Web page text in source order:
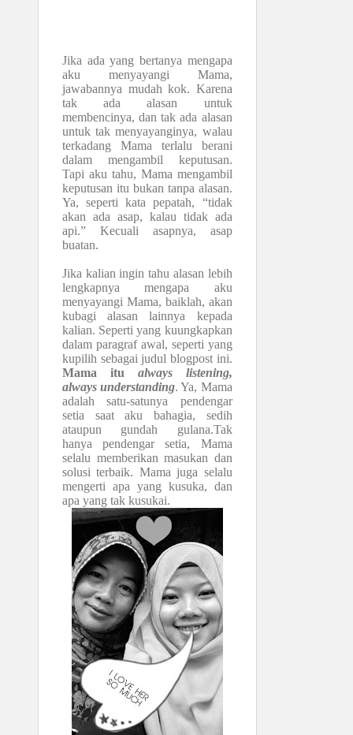
Jika ada yang bertanya mengapa
aku menyayangi Mama,
jawabannya mudah kok. Karena
tak ada alasan untuk
membencinya, dan tak ada alasan
untuk tak menyayanginya, walau
terkadang Mama terlalu berani
dalam mengambil keputusan.
Tapi aku tahu, Mama mengambil
keputusan itu bukan tanpa alasan.
Ya, seperti kata pepatah, “tidak
akan ada asap, kalau tidak ada
api.” Kecuali asapnya, asap
buatan.
Jika kalian ingin tahu alasan lebih
lengkapnya mengapa aku
menyayangi Mama, baiklah, akan
kubagi alasan lainnya kepada
kalian. Seperti yang kuungkapkan
dalam paragraf awal, seperti yang
kupilih sebagai judul blogpost ini.
Mama itu always listening,
always understanding. Ya, Mama
adalah satu-satunya pendengar
setia saat aku bahagia, sedih
ataupun gundah gulana.Tak
hanya pendengar setia, Mama
selalu memberikan masukan dan
solusi terbaik. Mama juga selalu
mengerti apa yang kusuka, dan
apa yang tak kusukai.